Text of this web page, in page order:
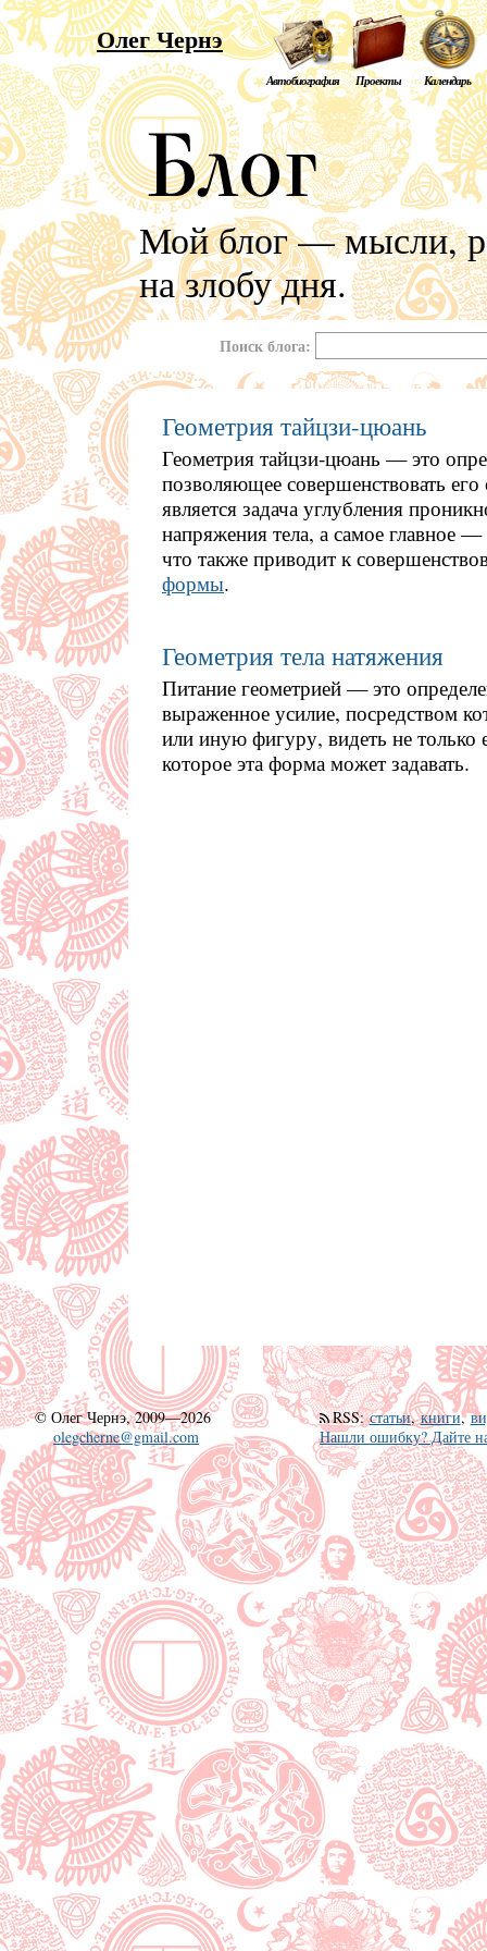
Олег Чернэ
Автобиография Проекты Календарь
Мой блог — мысли,
на злобу дня.
Поиск блога:
Геометрия тайцзи-цюань
Геометрия тайцзи-цюань — это
позволяющее совершенствовать
является задача углубления
напряжения тела, а самое главное
что также приводит к
формы.
Геометрия тела натяжения
Питание геометрией — это
выраженное усилие, посредством
или иную фигуру, видеть не только
которое эта форма может задавать.
© Олег Чернэ, 2009—2026
olegcherne@gmail.com
RSS:статьи,книги,
Нашли ошибку? Дайте